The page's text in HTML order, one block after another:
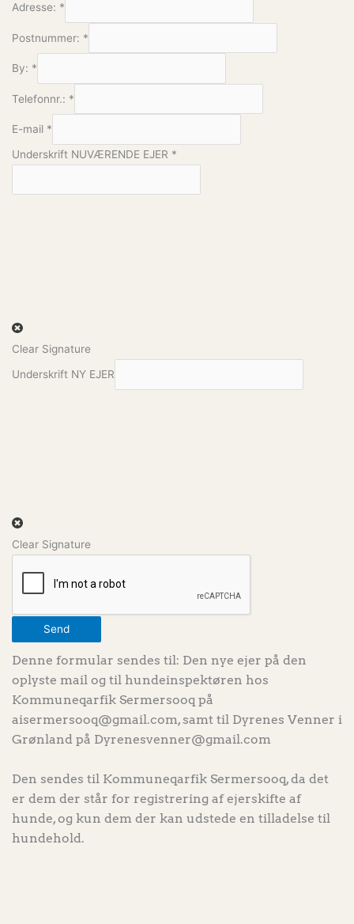
Adresse: *
Postnummer: *
By: *
Telefonnr.: *
E-mail *
Underskrift NUVÆRENDE EJER *
Clear Signature
CVR.nr.:
Underskrift NY EJER
Clear Signature
Send
Denne formular sendes til: Den nye ejer på den
oplyste mail og til hundeinspektøren hos
Kommuneqarfik Sermersooq på
aisermersooq@gmail.com, samt til Dyrenes Venner i
Grønland på Dyrenesvenner@gmail.com
Den sendes til Kommuneqarfik Sermersooq, da det
er dem der står for registrering af ejerskifte af
hunde, og kun dem der kan udstede en tilladelse til
hundehold.